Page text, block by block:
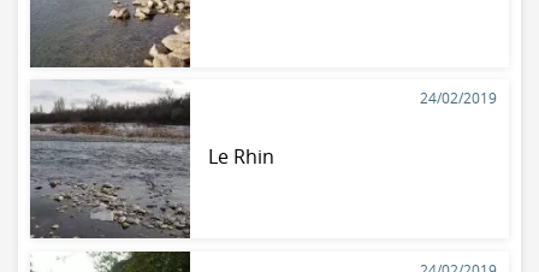
24/02/2019
Le Rhin